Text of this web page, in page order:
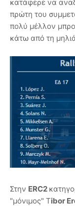
κατάφερε να
πρώτη του
πολύ μέλλον
κάτω από τη
Στην ERC2
"μόνιμος" Tibor